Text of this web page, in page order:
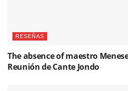
RESEÑAS
The absence of maestro
Reunión de Cante Jondo